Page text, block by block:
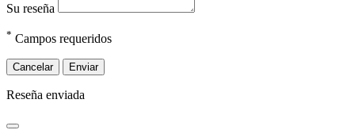
Su reseña
* Campos requeridos
Cancelar Enviar
Reseña enviada